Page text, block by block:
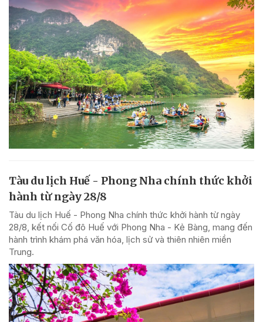
Tàu du lịch Huế - Phong Nha chính thức khởi
hành từ ngày 28/8
Tàu du lịch Huế - Phong Nha chính thức khởi hành từ ngày
28/8, kết nối Cố đô Huế với Phong Nha - Kẻ Bàng, mang đến
hành trình khám phá văn hóa, lịch sử và thiên nhiên miền
Trung.